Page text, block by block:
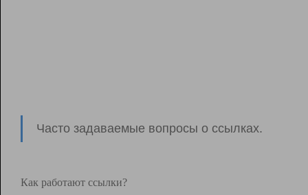
Часто задаваемые вопросы о ссылках.
Как работают ссылки?